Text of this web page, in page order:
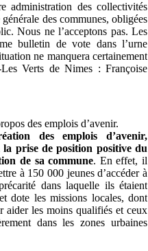
administration des collectivités
des communes, obligées
Nous ne l’acceptons pas. Les
bulletin de vote dans l’urne
ne manquera certainement
Verts de Nimes : Françoise
des emplois d’avenir.
des emplois d’avenir,
prise de position positive du
de sa commune. En effet, il
à 150 000 jeunes d’accéder à
dans laquelle ils étaient
dote les missions locales, dont
aider les moins qualifiés et ceux
dans les zones urbaines